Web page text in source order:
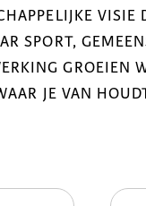
VISIE
SPORT,
GROEIEN
JE VAN